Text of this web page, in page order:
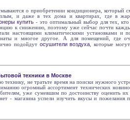
о приобретении кондиционера, который
и даже в тех дома и квартирах, где в
купить- это оптимальный выбор для тех,
к снижению, поэтому уже сейчас почти
настоящими климатическими установками и
и многое другое. А для помещений, где
подойдут осушители воздуха , которые
техники в Москве
не тратьте время на поиски нужного
огромный ассортимент технических
уже сумевшим по достоинству оценить
- магазина успели изучить вкусы и пожелания